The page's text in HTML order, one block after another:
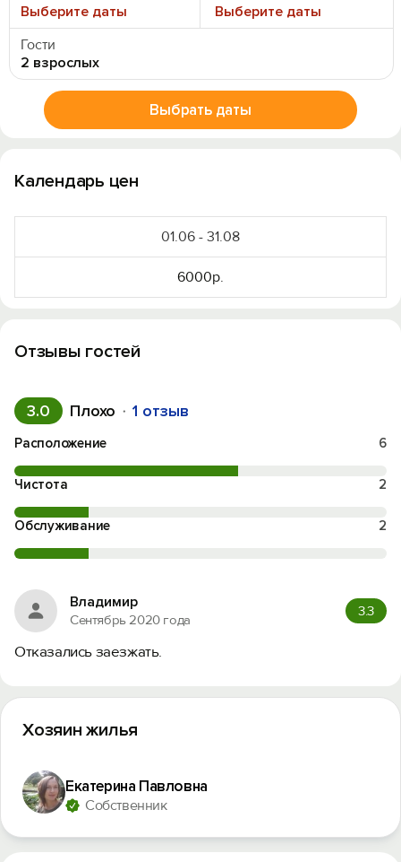
Выберите даты
Выберите даты
Гости
2 взрослых
Выбрать даты
Календарь цен
01.06 - 31.08
6000р.
Отзывы гостей
3.0 Плохо 1 отзыв
Расположение 6
Чистота 2
Обслуживание 2
Владимир
Сентябрь 2020 года
3.3
Отказались заезжать.
Хозяин жилья
Екатерина Павловна
Собственник